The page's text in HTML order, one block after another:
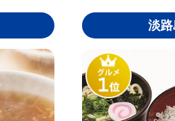
淡路